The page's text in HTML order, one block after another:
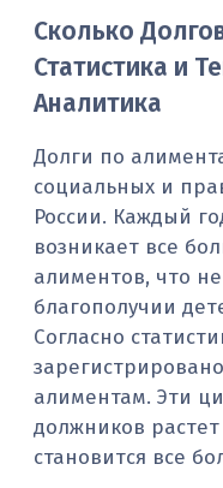
Сколько
Статистика и
Аналитика
Долги по
социальных и
России. Каждый
возникает все
алиментов, что
благополучии
Согласно
алиментам. Эти
должников растет
становится все